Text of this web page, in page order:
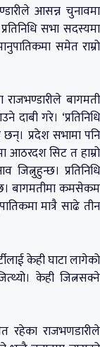
आसन्न चुनावमा
सभा सदस्यमा
समेत राम्रो
बागमती
गरे। ‘प्रतिनिधि
छन्। प्रदेश सभामा पनि
आठरदश सिट त हाम्रो
प्रतिनिधि
बागमतीमा कमसेकम
मात्रै साढे तीन
केही घाटा लागेको
केही जित्नसक्ने
रहेका राजभणडारीले